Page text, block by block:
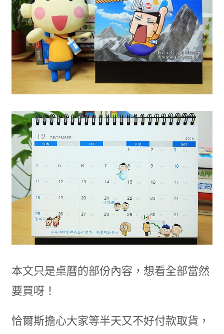
本文只是桌曆的部份內容，想看全部當然
要買呀！
恰爾斯擔心大家等半天又不好付款取貨，